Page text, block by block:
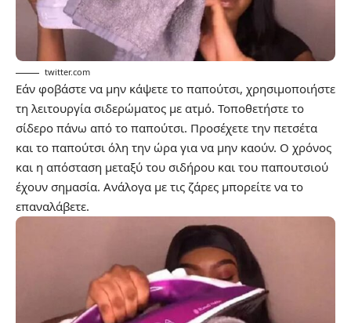
twitter.com
Εάν φοβάστε να μην κάψετε το παπούτσι, χρησιμοποιήστε
τη λειτουργία σιδερώματος με ατμό. Τοποθετήστε το
σίδερο πάνω από το παπούτσι. Προσέχετε την πετσέτα
και το παπούτσι όλη την ώρα για να μην καούν. Ο χρόνος
και η απόσταση μεταξύ του σιδήρου και του παπουτσιού
έχουν σημασία. Ανάλογα με τις ζάρες μπορείτε να το
επαναλάβετε.